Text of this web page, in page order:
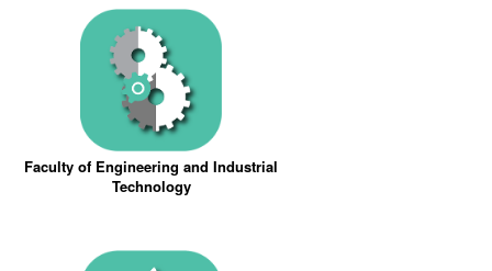
Faculty of Engineering and Industrial
Technology